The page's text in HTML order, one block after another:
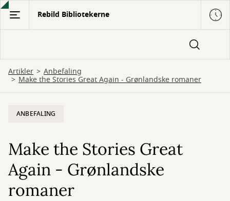
Gå
hovedindhold
Rebild Bibliotekerne
Artikler Anbefaling
Make the Stories Great Again - Grønlandske romaner
ANBEFALING
Make the Stories Great
Again - Grønlandske
romaner